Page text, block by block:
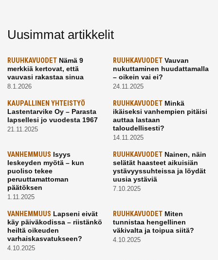
Uusimmat artikkelit
RUUHKAVUODET Nämä 9
merkkiä kertovat, että
vauvasi rakastaa sinua
8.1.2026
RUUHKAVUODETVauvan
nukuttaminen huudattamalla
– oikein vai ei?
24.11.2025
KAUPALLINEN YHTEISTYÖ
Lastentarvike Oy – Parasta
lapsellesi jo vuodesta 1967
21.11.2025
RUUHKAVUODETMinkä
ikäiseksi vanhempien pitäisi
auttaa lastaan
taloudellisesti?
14.11.2025
VANHEMMUUS Isyys
leskeyden myötä – kun
puoliso tekee
peruuttamattoman
päätöksen
1.11.2025
RUUHKAVUODETNainen, näin
selätät haasteet aikuisiän
ystävyyssuhteissa ja löydät
uusia ystäviä
7.10.2025
VANHEMMUUS Lapseni eivät
käy päiväkodissa – riistänkö
heiltä oikeuden
varhaiskasvatukseen?
4.10.2025
RUUHKAVUODETMiten
tunnistaa hengellinen
väkivalta ja toipua siitä?
4.10.2025